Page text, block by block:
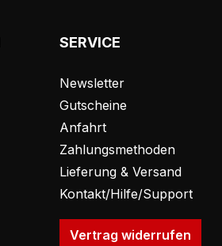
SERVICE
Newsletter
Gutscheine
Anfahrt
Zahlungsmethoden
Lieferung & Versand
Kontakt/Hilfe/Support
Vertrag widerrufen